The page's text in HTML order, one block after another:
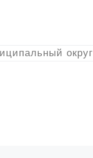
округ